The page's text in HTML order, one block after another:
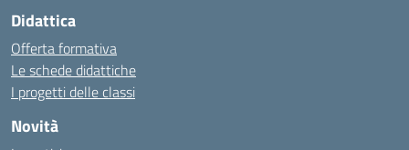
Didattica
Offerta formativa
Le schede didattiche
I progetti delle classi
Novità